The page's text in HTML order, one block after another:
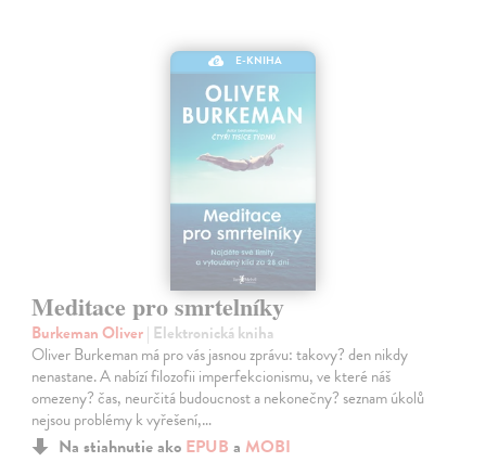
E-KNIHA
Meditace pro smrtelníky
Burkeman Oliver| Elektronická kniha
Oliver Burkeman má pro vás jasnou zprávu: takovy? den nikdy
nenastane. A nabízí filozofii imperfekcionismu, ve které náš
omezeny? čas, neurčitá budoucnost a nekonečny? seznam úkolů
nejsou problémy k vyřešení,…
Na stiahnutie ako EPUB a MOBI